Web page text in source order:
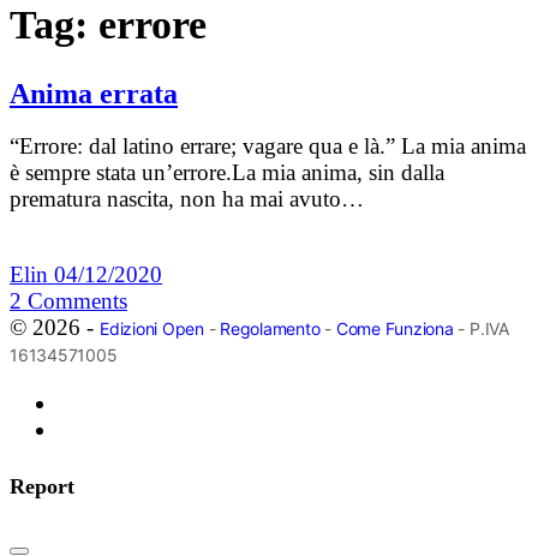
Tag: errore
Anima errata
“Errore: dal latino errare; vagare qua e là.” La mia anima
è sempre stata un’errore.La mia anima, sin dalla
prematura nascita, non ha mai avuto…
Elin 04/12/2020
2 Comments
© 2026 - Edizioni Open- Regolamento- Come Funziona - P.IVA
16134571005
Report